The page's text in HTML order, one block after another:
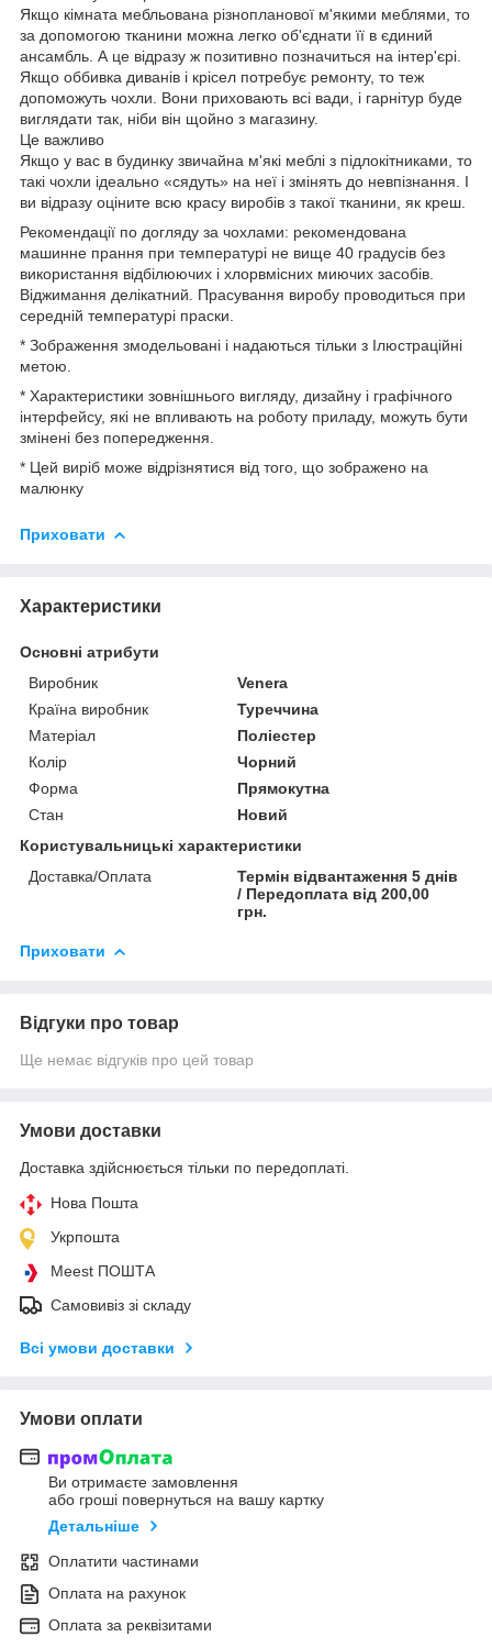
Якщо кімната мебльована різнопланової м'якими меблями, то
за допомогою тканини можна легко об'єднати її в єдиний
ансамбль. А це відразу ж позитивно позначиться на інтер'єрі.
Якщо оббивка диванів і крісел потребує ремонту, то теж
допоможуть чохли. Вони приховають всі вади, і гарнітур буде
виглядати так, ніби він щойно з магазину.
Це важливо
Якщо у вас в будинку звичайна м'які меблі з підлокітниками, то
такі чохли ідеально «сядуть» на неї і змінять до невпізнання. І
ви відразу оціните всю красу виробів з такої тканини, як креш.
Рекомендації по догляду за чохлами: рекомендована
машинне прання при температурі не вище 40 градусів без
використання відбілюючих і хлорвмісних миючих засобів.
Віджимання делікатний. Прасування виробу проводиться при
середній температурі праски.
* Зображення змодельовані і надаються тільки з Ілюстраційні
метою.
* Характеристики зовнішнього вигляду, дизайну і графічного
інтерфейсу, які не впливають на роботу приладу, можуть бути
змінені без попередження.
* Цей виріб може відрізнятися від того, що зображено на
малюнку
Приховати
Характеристики
Основні атрибути
Виробник
Venera
Країна виробник
Туреччина
Матеріал
Поліестер
Колір
Чорний
Форма
Прямокутна
Стан
Новий
Користувальницькі характеристики
Доставка/Оплата
Термін відвантаження 5 днів
/ Передоплата від 200,00
грн.
Приховати
Відгуки про товар
Ще немає відгуків про цей товар
Умови доставки
Доставка здійснюється тільки по передоплаті.
Нова Пошта
Укрпошта
Meest ПОШТА
Самовивіз зі складу
Всі умови доставки
Умови оплати
Ви отримаєте замовлення
або гроші повернуться на вашу картку
Детальніше
Оплатити частинами
Оплата на рахунок
Оплата за реквізитами